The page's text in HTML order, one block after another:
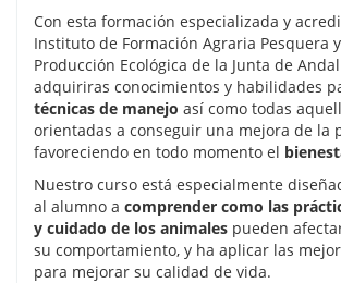
Con esta formación especializada y
Instituto de Formación Agraria Pesquera
Producción Ecológica de la Junta de
adquiriras conocimientos y habilidades
técnicas de manejo así como todas
orientadas a conseguir una mejora de la
favoreciendo en todo momento el
Nuestro curso está especialmente
al alumno a comprender como las
y cuidado de los animales pueden
su comportamiento, y ha aplicar las
para mejorar su calidad de vida.